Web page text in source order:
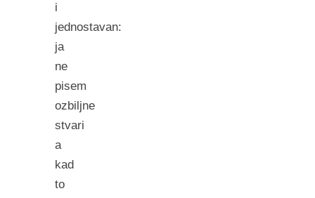
i
jednostavan:
ja
ne
pisem
ozbiljne
stvari
a
kad
to